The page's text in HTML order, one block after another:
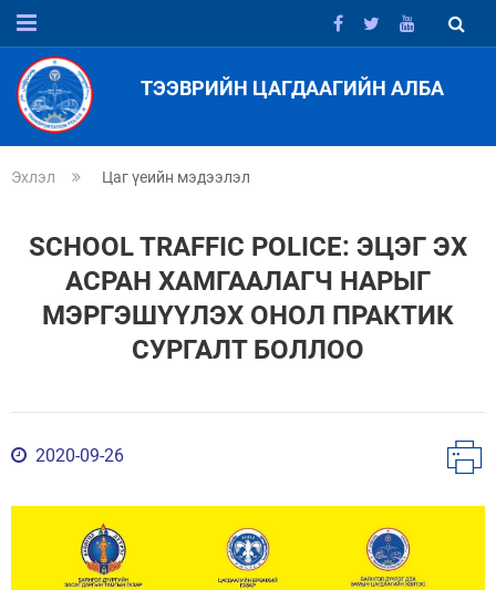
ТЭЭВРИЙН ЦАГДААГИЙН АЛБА
Эхлэл Цаг үеийн мэдээлэл
SCHOOL TRAFFIC POLICE: ЭЦЭГ ЭХ
АСРАН ХАМГААЛАГЧ НАРЫГ
МЭРГЭШҮҮЛЭХ ОНОЛ ПРАКТИК
СУРГАЛТ БОЛЛОО
2020-09-26